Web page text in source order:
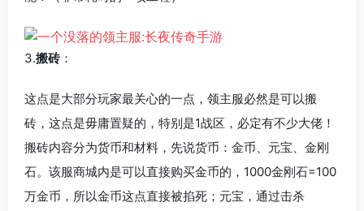
3.搬砖：
这点是大部分玩家最关心的一点，领主服必然是可以搬
砖，这点是毋庸置疑的，特别是1战区，必定有不少大佬！
搬砖内容分为货币和材料，先说货币：金币、元宝、金刚
石。该服商城内是可以直接购买金币的，1000金刚石=100
万金币，所以金币这点直接被掐死；元宝，通过击杀